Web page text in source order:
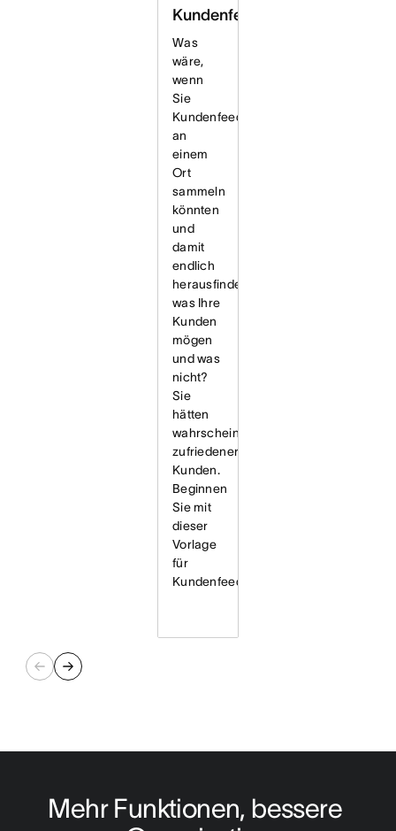
Kundenfeedback
Was
wäre,
wenn
Sie
Kundenfeedback
an
einem
Ort
sammeln
könnten
und
damit
endlich
herausfinden,
was Ihre
Kunden
mögen
und was
nicht?
Sie
hätten
wahrscheinlich
zufriedenere
Kunden.
Beginnen
Sie mit
dieser
Vorlage
für
Kundenfeedback.
Mehr Funktionen, bessere